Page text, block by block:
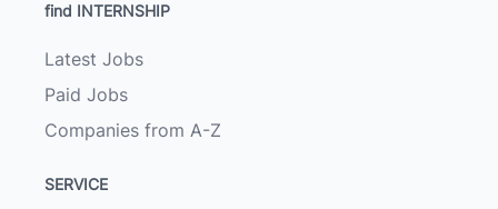
find INTERNSHIP
Latest Jobs
Paid Jobs
Companies from A-Z
SERVICE